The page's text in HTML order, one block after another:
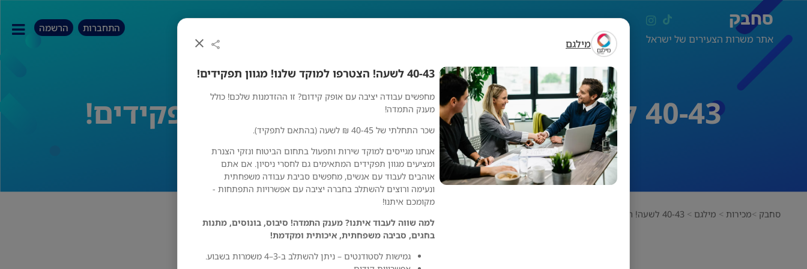
מילגם
40-43 לשעה! הצטרפו למוקד שלנו! מגוון תפקידים!
מחפשים עבודה יציבה עם אופק קידום? זו ההזדמנות שלכם! כולל
מענק התמדה!
שכר התחלתי של 40-45 ₪ לשעה (בהתאם לתפקיד).
אנחנו מגייסים למוקד שירות ותפעול בתחום הביטוח ונזקי הצנרת
ומציעים מגוון תפקידים המתאימים גם לחסרי ניסיון. אם אתם
אוהבים לעבוד עם אנשים, מחפשים סביבת עבודה משפחתית
ונעימה ורוצים להשתלב בחברה יציבה עם אפשרויות התפתחות -
מקומכם איתנו!
למה שווה לעבוד איתנו? מענק התמדה! סיבוס, בונוסים, מתנות
בחגים, סביבה משפחתית, איכותית ומקדמת!
גמישות לסטודנטים – ניתן להשתלב ב-3–4 משמרות בשבוע.
סחבק
אתר משרות הצעירים של ישראל
התחברות הרשמה
40-43 לשעה! הצטרפו למוקד שלנו! מגוון תפקידים!
סחבק מכירות מילגם 40-43 לשעה! הצטרפו למוקד שלנו! מגוון תפקידים!